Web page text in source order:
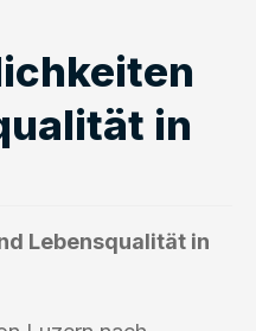
in
Lebensqualität in